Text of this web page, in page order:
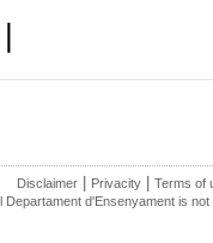
|
Disclaimer | Privacity | Terms of
Departament d'Ensenyament is